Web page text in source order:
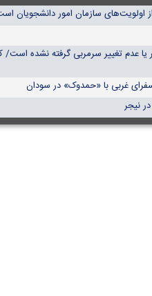
اولویت‌های سازمان امور دانشجویان
عدم تغییر سرمربی گرفته نشده است/
غربی با «حمدوک» در سودان
نیجر